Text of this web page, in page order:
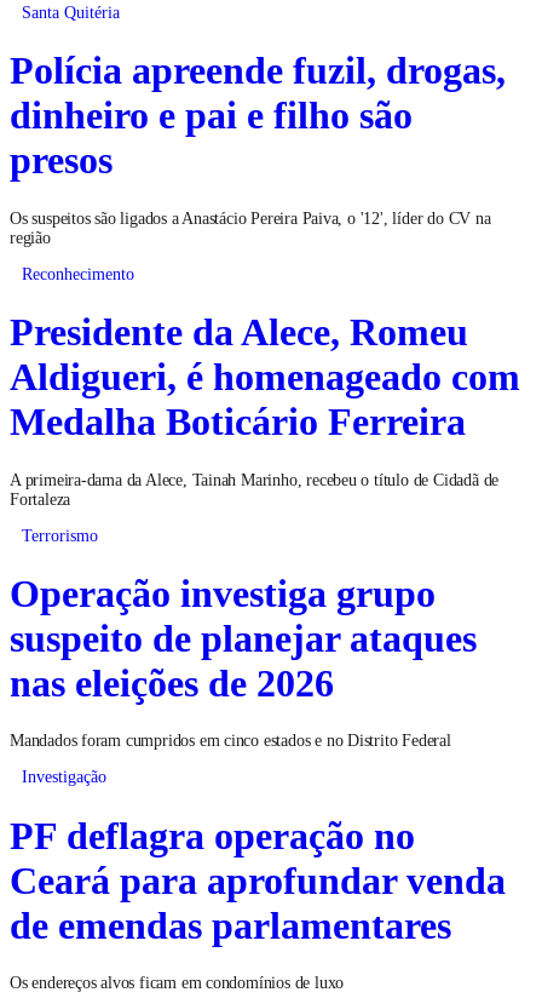
Santa Quitéria
Polícia apreende fuzil, drogas,
dinheiro e pai e filho são
presos
Os suspeitos são ligados a Anastácio Pereira Paiva, o '12', líder do CV na
região
Reconhecimento
Presidente da Alece, Romeu
Aldigueri, é homenageado com
Medalha Boticário Ferreira
A primeira-dama da Alece, Tainah Marinho, recebeu o título de Cidadã de
Fortaleza
Terrorismo
Operação investiga grupo
suspeito de planejar ataques
nas eleições de 2026
Mandados foram cumpridos em cinco estados e no Distrito Federal
Investigação
PF deflagra operação no
Ceará para aprofundar venda
de emendas parlamentares
Os endereços alvos ficam em condomínios de luxo